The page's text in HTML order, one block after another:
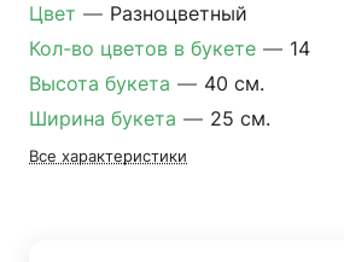
Цвет — Разноцветный
Кол-во цветов в букете — 14
Высота букета — 40 см.
Ширина букета — 25 см.
Все характеристики